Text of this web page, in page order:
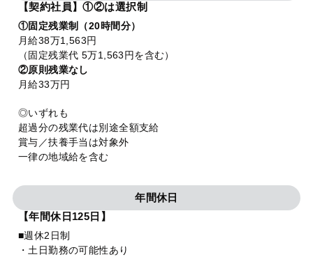
【契約社員】①②は選択制
①固定残業制（20時間分）
月給38万1,563円
（固定残業代 5万1,563円を含む）
②原則残業なし
月給33万円
◎いずれも
超過分の残業代は別途全額支給
賞与／扶養手当は対象外
一律の地域給を含む
年間休日
【年間休日125日】
■週休2日制
・土日勤務の可能性あり